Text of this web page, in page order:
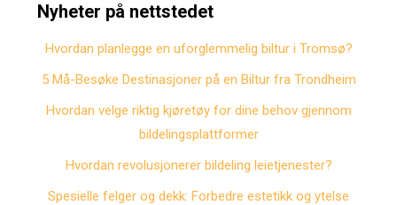
Nyheter på nettstedet
Hvordan planlegge en uforglemmelig biltur i Tromsø?
5 Må-Besøke Destinasjoner på en Biltur fra Trondheim
Hvordan velge riktig kjøretøy for dine behov gjennom
bildelingsplattformer
Hvordan revolusjonerer bildeling leietjenester?
Spesielle felger og dekk: Forbedre estetikk og ytelse